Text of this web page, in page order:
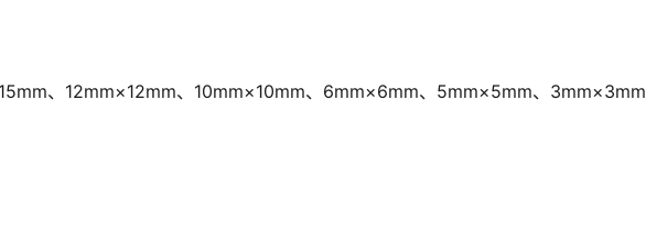
、12mm×12mm、10mm×10mm、6mm×6mm、5mm×5mm、3mm×3mm